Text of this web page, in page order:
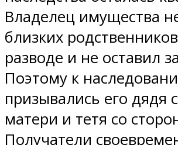
Владелец имущества
близких
разводе и не оставил
Поэтому к
призывались его дядя
матери и тетя со
Получатели